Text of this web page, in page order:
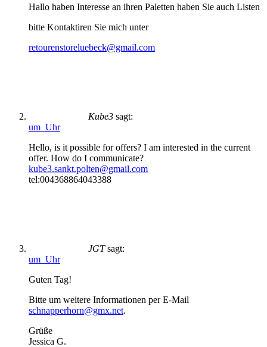
Hallo haben Interesse an ihren Paletten haben Sie auch Listen
bitte Kontaktiren Sie mich unter
retourenstoreluebeck@gmail.com
Kube3 sagt:
um Uhr
Hello, is it possible for offers? I am interested in the current
offer. How do I communicate?
kube3.sankt.polten@gmail.com
tel:004368864043388
JGT sagt:
um Uhr
Guten Tag!
Bitte um weitere Informationen per E-Mail
schnapperhorn@gmx.net.
Grüße
Jessica G.